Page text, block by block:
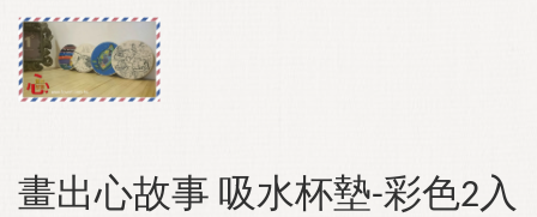
畫出心故事 吸水杯墊-彩色2入